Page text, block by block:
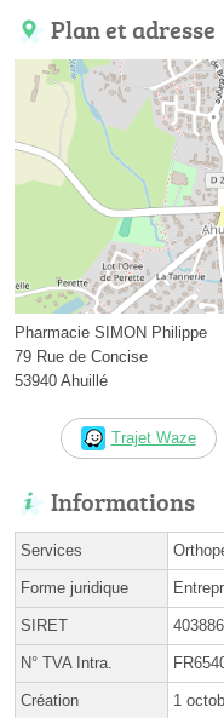
Plan et adresse
Pharmacie SIMON Philippe
79 Rue de Concise
53940 Ahuillé
Trajet Waze
Informations
Services
Forme juridique
SIRET
N° TVA Intra.
Création 1